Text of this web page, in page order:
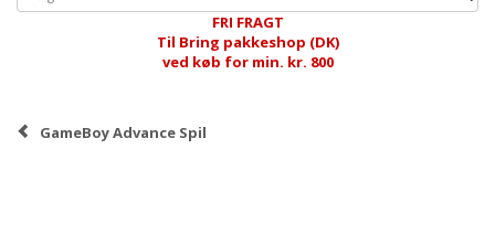
FRI FRAGT
Til Bring pakkeshop (DK)
ved køb for min. kr. 800
GameBoy Advance Spil